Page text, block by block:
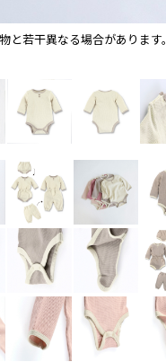
若干異なる場合があります。